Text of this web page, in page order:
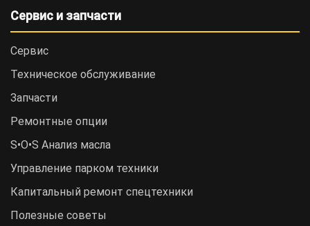
Сервис и запчасти
Сервис
Техническое обслуживание
Запчасти
Ремонтные опции
S•O•S Анализ масла
Управление парком техники
Капитальный ремонт спецтехники
Полезные советы